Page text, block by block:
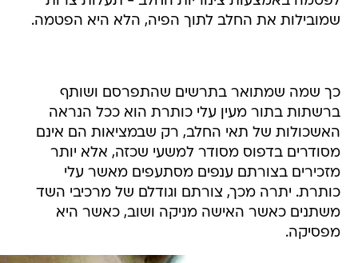
שמובילות את החלב לתוך הפיה, הלא היא הפטמה.
כך שמה שמתואר בתרשים שהתפרסם ושותף
ברשתות בתור מעין עלי כותרת הוא ככל הנראה
האשכולות של תאי החלב, רק שבמציאות הם אינם
מסודרים בדפוס מסודר למשעי שכזה, אלא יותר
מזכירים בצורתם ענפים מסתעפים מאשר עלי
כותרת. יתרה מכך, צורתם וגודלם של מרכיבי השד
משתנים כאשר האישה מניקה ושוב, כאשר היא
מפסיקה.